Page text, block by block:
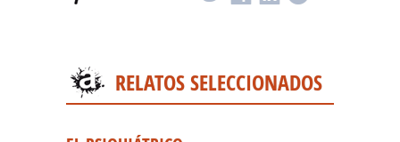
RELATOS SELECCIONADOS